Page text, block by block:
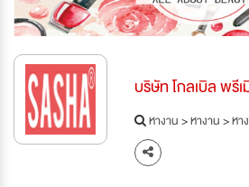
บริษัท โกลเบิล พรี
หางาน>หางาน>หา